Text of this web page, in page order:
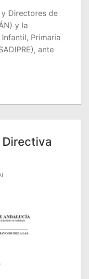
Directores de
y la
Primaria
ante